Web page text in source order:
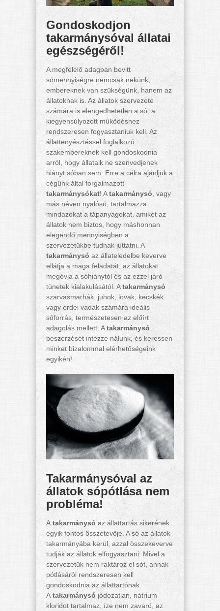
Gondoskodjon
takarmánysóval állatai
egészségéről!
A megfelelő adagban bevitt
sómennyiségre nemcsak nekünk,
embereknek van szükségünk, hanem az
állatoknak is. Az állatok szervezete
számára is elengedhetetlen a só, a
kiegyensúlyozott működéshez
rendszeresen fogyasztaniuk kell. Az
állattenyésztéssel foglalkozó
szakembereknek kell gondoskodnia
arról, hogy állataik ne szenvedjenek
hiányt sóban sem. Erre a célra ajánljuk a
cégünk által forgalmazott
takarmánysókat! Atakarmánysó , vagy
más néven nyalósó, tartalmazza
mindazokat a tápanyagokat, amiket az
állatok nem biztos, hogy máshonnan
elegendő mennyiségben a
szervezetükbe tudnak juttatni. A
takarmánysó az állateledelbe keverve
ellátja a maga feladatát, az állatokat
megóvja a sóhiánytól és az ezzel járó
tünetek kialakulásától. Atakarmánysó
szarvasmarhák, juhok, lovak, kecskék
vagy erdei vadak számára ideális
sóforrás, természetesen az előírt
adagolás mellett. Atakarmánysó
beszerzését intézze nálunk, és keressen
minket bizalommal elérhetőségeink
egyikén!
Takarmánysóval az
állatok sópótlása nem
probléma!
A takarmánysóaz állattartás sikerének
egyik fontos összetevője. A só az állatok
takarmányába kerül, azzal összekeverve
tudják az állatok elfogyasztani. Mivel a
szervezetük nem raktároz el sót, annak
pótlásáról rendszeresen kell
gondoskodnia az állattartónak.
A takarmánysó jódozatlan, nátrium
kloridot tartalmaz, íze nem zavaró, az